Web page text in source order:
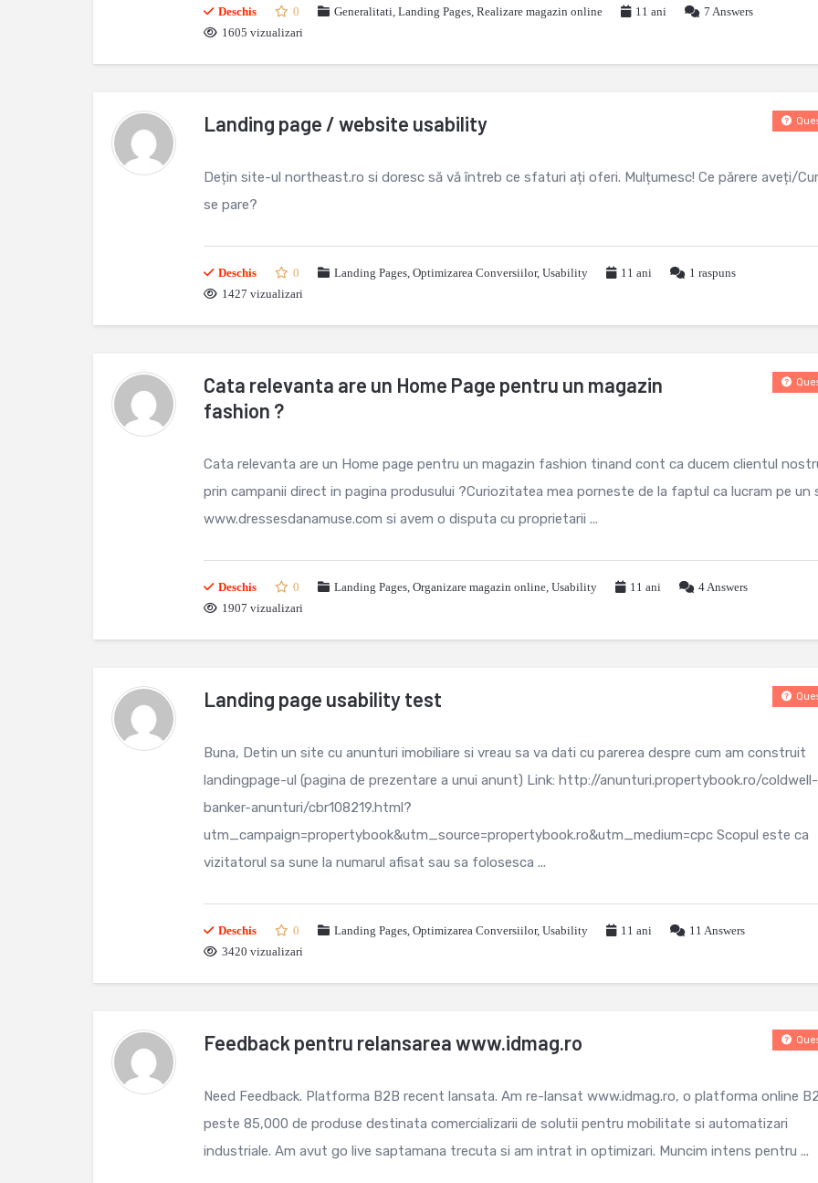
Deschis 0 Generalitati, Landing Pages, Realizare magazin online 11 ani 7 Answers
1605 vizualizari
Landing page / website usability
Dețin site-ul northeast.ro si doresc să vă întreb ce sfaturi ați oferi. Mulțumesc! Ce părere aveți/
se pare?
Deschis 0 Landing Pages, Optimizarea Conversiilor, Usability 11 ani 1 raspuns
1427 vizualizari
Cata relevanta are un Home Page pentru un magazin
fashion ?
Cata relevanta are un Home page pentru un magazin fashion tinand cont ca ducem clientul
prin campanii direct in pagina produsului ?Curiozitatea mea porneste de la faptul ca lucram pe un
www.dressesdanamuse.com si avem o disputa cu proprietarii ...
Deschis 0 Landing Pages, Organizare magazin online, Usability 11 ani 4Answers
1907 vizualizari
Landing page usability test
Buna, Detin un site cu anunturi imobiliare si vreau sa va dati cu parerea despre cum am construit
landingpage-ul (pagina de prezentare a unui anunt) Link: http://anunturi.propertybook.ro/coldwell-
banker-anunturi/cbr108219.html?
utm_campaign=propertybook&utm_source=propertybook.ro&utm_medium=cpc Scopul este ca
vizitatorul sa sune la numarul afisat sau sa folosesca ...
Deschis 0 Landing Pages, Optimizarea Conversiilor, Usability 11 ani 11 Answers
3420 vizualizari
Feedback pentru relansarea www.idmag.ro
Need Feedback. Platforma B2B recent lansata. Am re-lansat www.idmag.ro, o platforma online
peste 85,000 de produse destinata comercializarii de solutii pentru mobilitate si automatizari
industriale. Am avut go live saptamana trecuta si am intrat in optimizari. Muncim intens pentru ...